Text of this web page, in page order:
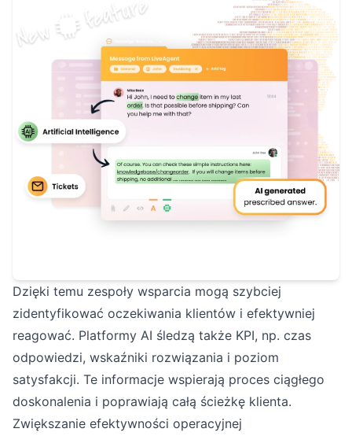
Dzięki temu zespoły wsparcia mogą szybciej
zidentyfikować oczekiwania klientów i efektywniej
reagować. Platformy AI śledzą także KPI, np. czas
odpowiedzi, wskaźniki rozwiązania i poziom
satysfakcji. Te informacje wspierają proces ciągłego
doskonalenia i poprawiają całą ścieżkę klienta.
Zwiększanie efektywności operacyjnej